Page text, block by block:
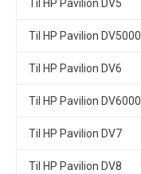
Til HP Pavilion DV5
Til HP Pavilion DV5000
Til HP Pavilion DV6
Til HP Pavilion DV6000
Til HP Pavilion DV7
Til HP Pavilion DV8